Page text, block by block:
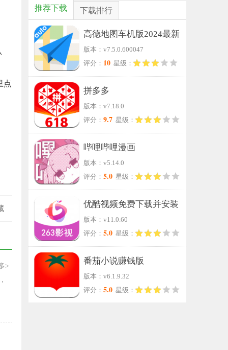
点
>
推荐下载 下载排行
高德地图车机版2024最新
版
版本：v7.5.0.600047
评分： 10 星级：
拼多多
版本：v7.18.0
评分： 9.7 星级：
哔哩哔哩漫画
版本：v5.14.0
评分： 5.0 星级：
优酷视频免费下载并安装
版本：v11.0.60
评分： 5.0 星级：
番茄小说赚钱版
版本：v6.1.9.32
评分： 5.0 星级：